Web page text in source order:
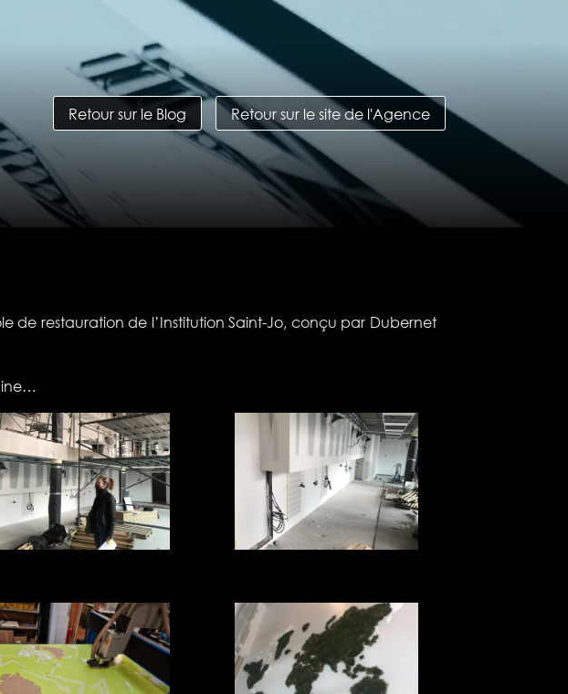
Retour sur le Blog Retour sur le site de l'Agence
de restauration de l’Institution Saint-Jo, conçu par Dubernet